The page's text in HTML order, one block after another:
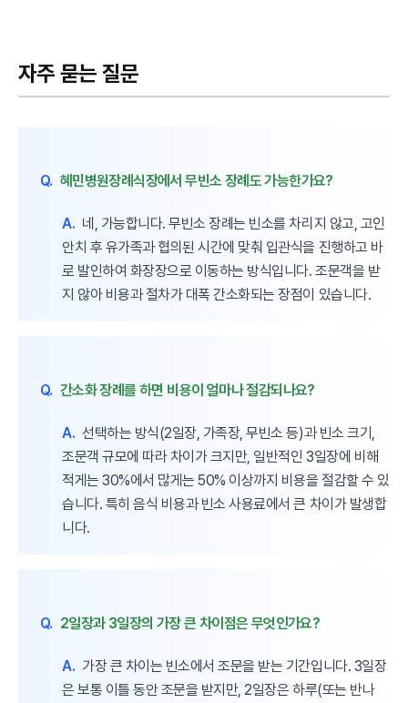
자주 묻는 질문
Q. 혜민병원장례식장에서 무빈소 장례도 가능한가요?
A. 네, 가능합니다. 무빈소 장례는 빈소를 차리지 않고, 고인
안치 후 유가족과 협의된 시간에 맞춰 입관식을 진행하고 바
로 발인하여 화장장으로 이동하는 방식입니다. 조문객을 받
지 않아 비용과 절차가 대폭 간소화되는 장점이 있습니다.
Q. 간소화 장례를 하면 비용이 얼마나 절감되나요?
A. 선택하는 방식(2일장, 가족장, 무빈소 등)과 빈소 크기,
조문객 규모에 따라 차이가 크지만, 일반적인 3일장에 비해
적게는 30%에서 많게는 50% 이상까지 비용을 절감할 수 있
습니다. 특히 음식 비용과 빈소 사용료에서 큰 차이가 발생합
니다.
Q. 2일장과 3일장의 가장 큰 차이점은 무엇인가요?
A. 가장 큰 차이는 빈소에서 조문을 받는 기간입니다. 3일장
은 보통 이틀 동안 조문을 받지만, 2일장은 하루(또는 반나